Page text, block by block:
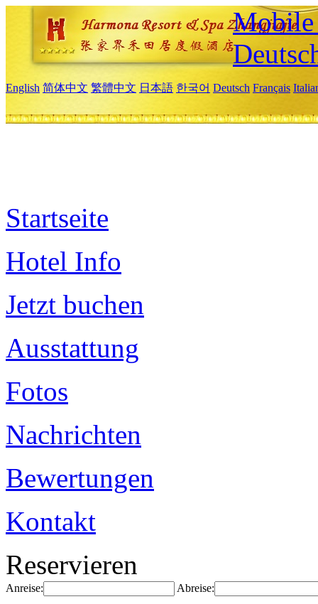
Mobile
English 简体中文 繁體中文 日本語 한국어 Deutsch Français
Startseite
Hotel Info
Jetzt buchen
Ausstattung
Fotos
Nachrichten
Bewertungen
Kontakt
Reservieren
Anreise: Abreise: